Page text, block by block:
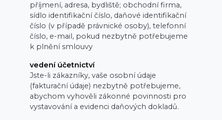
příjmení, adresa, bydliště; obchodní firma,
sídlo identifikační číslo, daňové identifikační
číslo (v případě právnické osoby), telefonní
číslo, e-mail, pokud nezbytně potřebujeme
k plnění smlouvy
vedení účetnictví
Jste-li zákazníky, vaše osobní údaje
(fakturační údaje) nezbytně potřebujeme,
abychom vyhověli zákonné povinnosti pro
vystavování a evidenci daňových dokladů.